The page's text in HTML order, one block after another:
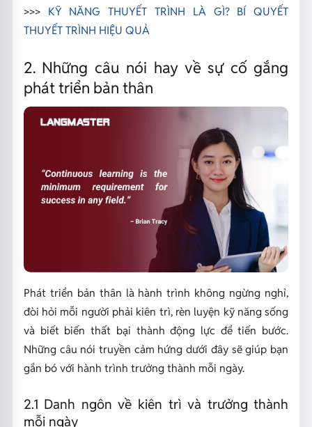
>>> KỸ NĂNG THUYẾT TRÌNH LÀ GÌ? BÍ QUYẾT
THUYẾT TRÌNH HIỆU QUẢ
2. Những câu nói hay về sự cố gắng
phát triển bản thân
Phát triển bản thân là hành trình không ngừng nghỉ,
đòi hỏi mỗi người phải kiên trì, rèn luyện kỹ năng sống
và biết biến thất bại thành động lực để tiến bước.
Những câu nói truyền cảm hứng dưới đây sẽ giúp bạn
gắn bó với hành trình trưởng thành mỗi ngày.
2.1 Danh ngôn về kiên trì và trưởng thành
mỗi ngày